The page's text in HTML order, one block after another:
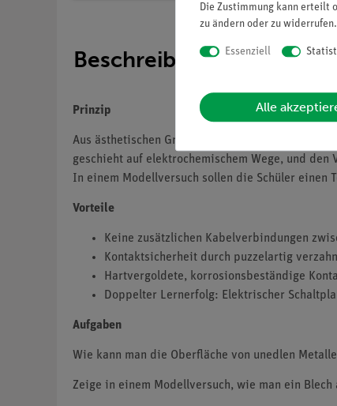
Beschreibung
Prinzip
Aus ästhetischen Gründen und zum Schutz
geschieht auf elektrochemischem Wege, und den
In einem Modellversuch sollen die Schüler einen
Vorteile
Keine zusätzlichen Kabelverbindungen
Kontaktsicherheit durch puzzelartig
Hartvergoldete, korrosionsbeständige
Doppelter Lernerfolg: Elektrischer
Aufgaben
Wie kann man die Oberfläche von unedlen
Zeige in einem Modellversuch, wie man ein
Die Zustimmung kann erteilt
zu ändern oder zu
Essenziell
Alle